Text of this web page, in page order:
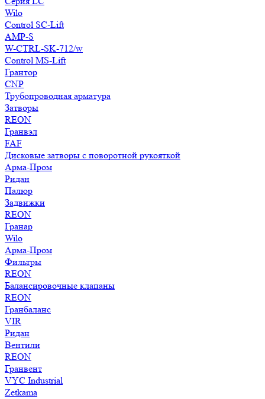
Wilo
Control SC-Lift
AMP-S
W-CTRL-SK-712/w
Control MS-Lift
Грантор
CNP
Трубопроводная арматура
Затворы
REON
Гранвэл
FAF
Дисковые затворы с поворотной рукояткой
Арма-Пром
Ридан
Палюр
Задвижки
REON
Гранар
Wilo
Арма-Пром
Фильтры
REON
Балансировочные клапаны
REON
Гранбаланс
VIR
Ридан
Вентили
REON
Гранвент
VYC Industrial
Zetkama